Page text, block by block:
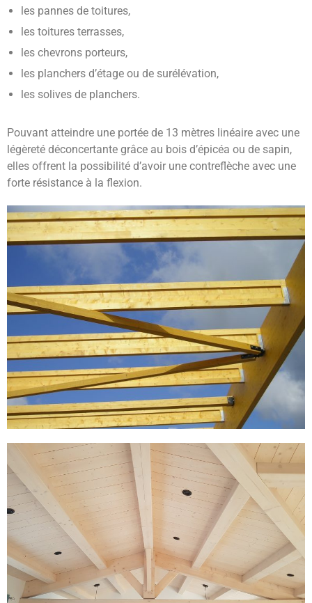
les pannes de toitures,
les toitures terrasses,
les chevrons porteurs,
les planchers d’étage ou de surélévation,
les solives de planchers.
Pouvant atteindre une portée de 13 mètres linéaire avec une
légèreté déconcertante grâce au bois d’épicéa ou de sapin,
elles offrent la possibilité d’avoir une contreflèche avec une
forte résistance à la flexion.